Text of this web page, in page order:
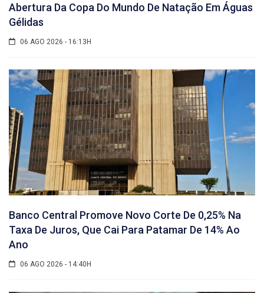
Abertura Da Copa Do Mundo De Natação Em Águas
Gélidas
06 AGO 2026 - 16:13H
Banco Central Promove Novo Corte De 0,25% Na
Taxa De Juros, Que Cai Para Patamar De 14% Ao
Ano
06 AGO 2026 - 14:40H